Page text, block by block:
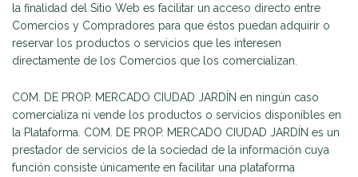
la finalidad del Sitio Web es facilitar un acceso directo entre
Comercios y Compradores para que éstos puedan adquirir o
reservar los productos o servicios que les interesen
directamente de los Comercios que los comercializan.
COM. DE PROP. MERCADO CIUDAD JARDÍN en ningún caso
comercializa ni vende los productos o servicios disponibles en
la Plataforma. COM. DE PROP. MERCADO CIUDAD JARDÍN es un
prestador de servicios de la sociedad de la información cuya
función consiste únicamente en facilitar una plataforma